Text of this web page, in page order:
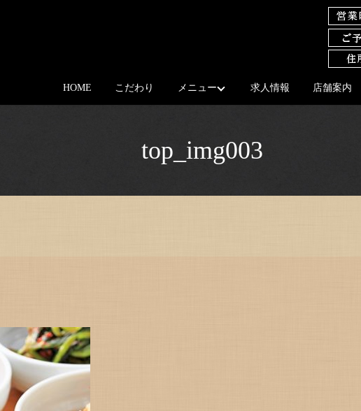
HOME こだわり メニュー 求人情報 店舗案内
top_img003